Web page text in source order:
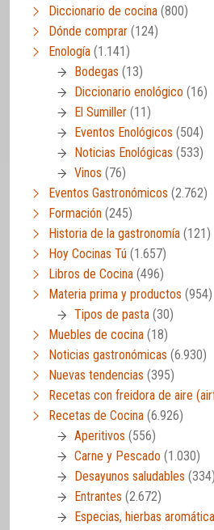
Diccionario de cocina (800)
Dónde comprar (124)
Enología (1.141)
Bodegas (13)
Diccionario enológico (16)
El Sumiller (11)
Eventos Enológicos (504)
Noticias Enológicas (533)
Vinos (76)
Eventos Gastronómicos (2.762)
Formación (245)
Historia de la gastronomía (121)
Hoy Cocinas Tú (1.657)
Libros de Cocina (496)
Materia prima y productos (954)
Tipos de pasta (30)
Muebles de cocina (18)
Noticias gastronómicas (6.930)
Nuevas tendencias (395)
Recetas con freidora de aire
Recetas de Cocina (6.926)
Aperitivos (556)
Carne y Pescado (1.030)
Desayunos saludables (334)
Entrantes (2.672)
Especias, hierbas